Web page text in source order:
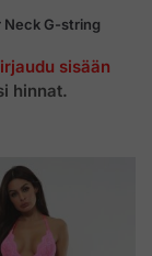
Neck G-string
sisään
hinnat.